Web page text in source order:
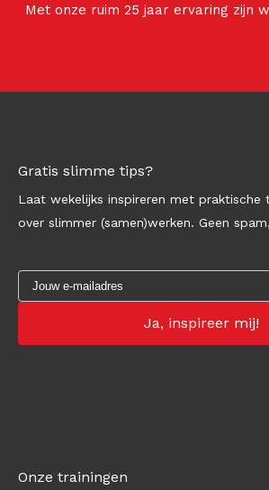
Met onze ruim 25 jaar ervaring zijn
Gratis slimme tips?
Laat wekelijks inspireren met praktische
over slimmer (samen)werken. Geen
Onze trainingen